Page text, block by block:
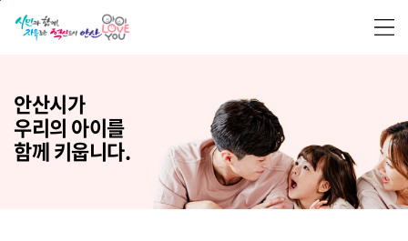
본문 바로가기
안산시가
우리의 아이를
함께 키웁니다.